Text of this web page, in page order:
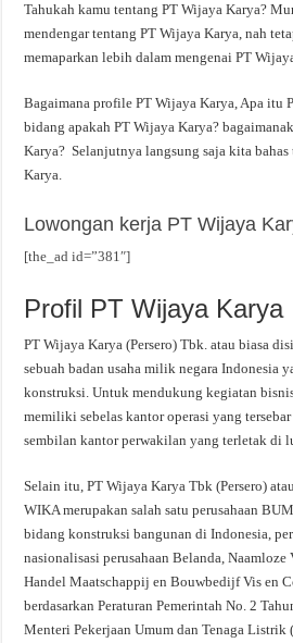
Tahukah kamu tentang PT Wijaya Karya?
mendengar tentang PT Wijaya Karya, nah
memaparkan lebih dalam mengenai PT
Bagaimana profile PT Wijaya Karya, Apa itu
bidang apakah PT Wijaya Karya?
Karya? Selanjutnya langsung saja kita
Karya.
Lowongan kerja PT Wijaya
[the_ad id=”381″]
Profil PT Wijaya Karya
PT Wijaya Karya (Persero) Tbk. atau biasa
sebuah badan usaha milik negara Indonesia
konstruksi. Untuk mendukung kegiatan
memiliki sebelas kantor operasi yang
sembilan kantor perwakilan yang terletak di
Selain itu, PT Wijaya Karya Tbk (Persero)
WIKA merupakan salah satu perusahaan
bidang konstruksi bangunan di Indonesia,
nasionalisasi perusahaan Belanda, Naamloze
Handel Maatschappij en Bouwbedijf Vis en
berdasarkan Peraturan Pemerintah No. 2
Menteri Pekerjaan Umum dan Tenaga Listrik